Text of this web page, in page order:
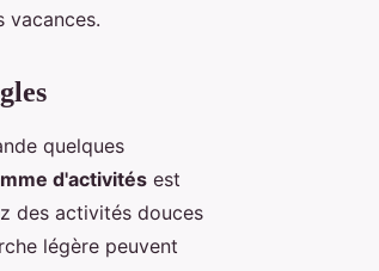
vacances.
quelques
d'activités est
des activités douces
légère peuvent